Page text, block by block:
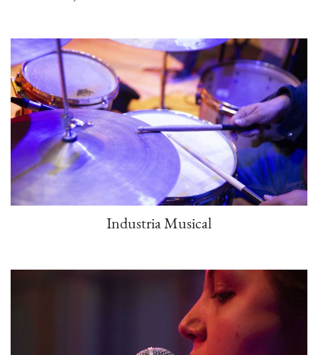
Industria Musical